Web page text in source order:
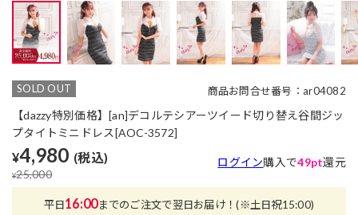
SOLD OUT 商品お問合せ番号：ar04082
【dazzy特別価格】[an]デコルテシアーツイード切り替え谷間ジッ
プタイトミニドレス[AOC-3572]
¥4,980 (税込)
¥25,000
ログイン購入で49pt還元
平日16:00までのご注文で翌日お届け！(※土日祝15:00)